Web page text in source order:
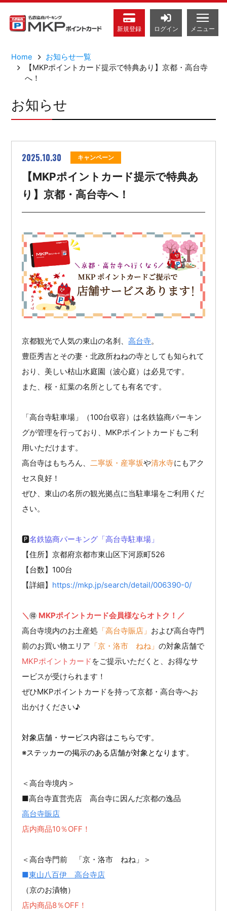
新規登録 ログイン メニュー
Home
お知らせ一覧
【MKPポイントカード提示で特典あり】京都・高台寺
へ！
お知らせ
2025.10.30 キャンペーン
【MKPポイントカード提示で特典あ
り】京都・高台寺へ！
京都観光で人気の東山の名刹、高台寺。
豊臣秀吉とその妻・北政所ねねの寺としても知られて
おり、美しい枯山水庭園（波心庭）は必見です。
また、桜・紅葉の名所としても有名です。
「高台寺駐車場」（100台収容）は名鉄協商パーキン
グが管理を行っており、MKPポイントカードもご利
用いただけます。
高台寺はもちろん、 二寧坂・産寧坂や清水寺にもアク
セス良好！
ぜひ、東山の名所の観光拠点に当駐車場をご利用くだ
さい。
🅿名鉄協商パーキング「高台寺駐車場」
【住所】京都府京都市東山区下河原町526
【台数】100台
【詳細】 https://mkp.jp/search/detail/006390-0/
＼🉐 MKPポイントカード会員様ならオトク！／
高台寺境内のお土産処 「高台寺賑店」 および高台寺門
前のお買い物エリア 「京・洛市 ねね」の対象店舗で
MKPポイントカード をご提示いただくと、お得なサ
ービスが受けられます！
ぜひMKPポイントカードを持って京都・高台寺へお
出かけください♪
対象店舗・サービス内容はこちらです。
※ステッカーの掲示のある店舗が対象となります。
＜高台寺境内＞
■高台寺直営売店 高台寺に因んだ京都の逸品
高台寺賑店
店内商品10％OFF！
＜高台寺門前 「京・洛市 ねね」＞
■東山八百伊 高台寺店
（京のお漬物）
店内商品8％OFF！